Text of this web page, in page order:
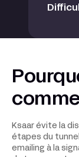
Ksaar évite la
étapes du
emailing à la